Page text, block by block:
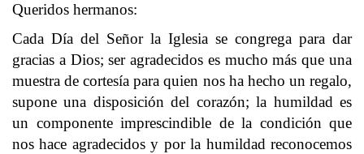
Queridos hermanos:
Cada Día del Señor la Iglesia se congrega para dar
gracias a Dios; ser agradecidos es mucho más que una
muestra de cortesía para quien nos ha hecho un regalo,
supone una disposición del corazón; la humildad es
un componente imprescindible de la condición que
nos hace agradecidos y por la humildad reconocemos